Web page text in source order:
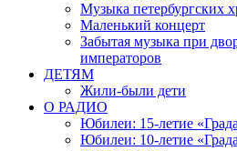
Музыка петербургских
Маленький концерт
Забытая музыка при
императоров
ДЕТЯМ
Жили-были дети
О РАДИО
Юбилеи: 15-летие
Юбилеи: 10-летие